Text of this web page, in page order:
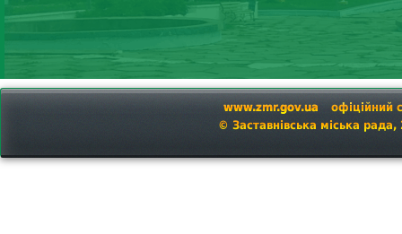
www.zmr.gov.ua
офіційний
© Заставнівська міська рада,